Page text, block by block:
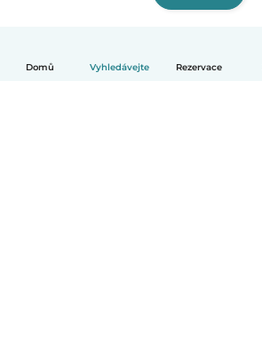
Domů Vyhledávejte Rezervace